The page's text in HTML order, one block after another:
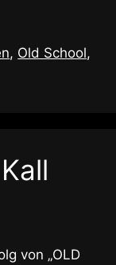
, Old School,
von „OLD